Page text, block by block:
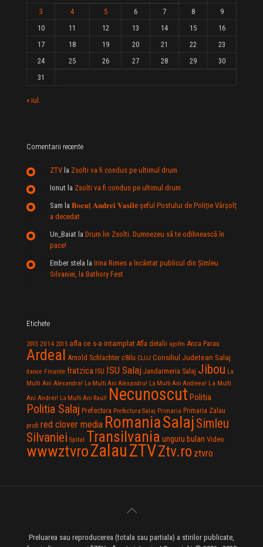
3
4 5 6 7 8
9
10
11 12 13 14 15
16
17
18 19 20 21 22
23
24
25 26 27 28 29
30
31
« iul.
Comentarii recente
ZTV la Zsolti va fi condus pe ultimul drum
Ionut la Zsolti va fi condus pe ultimul drum
Sam la 𝐁𝐨𝐜𝐮ț 𝐀𝐧𝐝𝐫𝐞𝐢 𝐕𝐚𝐬𝐢𝐥e şeful Postului de Poliție Vârșolț
a decedat
Un_Baiat la Drum lin Zsolti. Dumnezeu sã te odihneascã în
pace!
Ember stela la Irina Rimes a încântat publicul din Şimleu
Silvaniei, la Bathory Fest
Etichete
2013 2014 2015 afla ce s-a intamplat Afla detalii ajofm Anca Parau
Ardeal Arnold Schlachter c8ilu CLUJ Consiliul Judetean Salaj
dance Finante fratzica ISU ISU Salaj Jandarmeria Salaj Jibou La
Multi Ani Alexandra! La Multi Ani Alexandru! La Multi Ani Andreea! La Multi
Ani Andrei! La Multi Ani Raul! Necunoscut Politia
Politia Salaj Prefectura Prefectura Salaj Primaria Primaria Zalau
profi red clover media RomaniaSalaj Simleu
Silvaniei Spital Transilvania unguru bulan Video
wwwztvroZalauZTVZtv.ro ztvro
Preluarea sau reproducerea (totala sau partiala) a stirilor publicate,